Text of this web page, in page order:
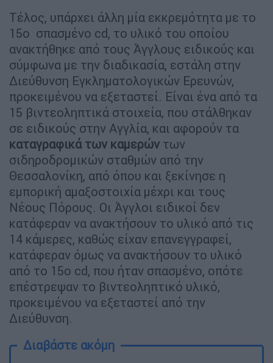
Τέλος, υπάρχει άλλη μία εκκρεμότητα με το
15ο σπασμένο cd, το υλικό του οποίου
ανακτήθηκε από τους Άγγλους ειδικούς και
σύμφωνα με την διαδικασία, εστάλη στην
Διεύθυνση Εγκληματολογικών Ερευνών,
προκειμένου να εξεταστεί. Είναι ένα από τα
15 βιντεοληπτικά στοιχεία, που στάλθηκαν
σε ειδικούς στην Αγγλία, και αφορούν τα
καταγραφικά των καμερών των
σιδηροδρομικών σταθμών από την
Θεσσαλονίκη, από όπου και ξεκίνησε η
εμπορική αμαξοστοιχία μέχρι και τους
Νέους Πόρους. Οι Άγγλοι ειδικοί δεν
κατάφεραν να ανακτήσουν το υλικό από τις
14 κάμερες, καθώς είχαν επανεγγραφεί,
κατάφεραν όμως να ανακτήσουν το υλικό
από το 15ο cd, που ήταν σπασμένο, οπότε
επέστρεψαν το βιντεοληπτικό υλικό,
προκειμένου να εξεταστεί από την
Διεύθυνση.
Διαβάστε ακόμη